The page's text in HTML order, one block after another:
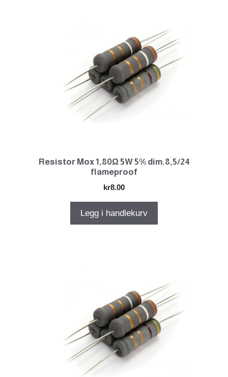
Resistor Mox 1,80Ω 5W 5% dim.8,5/24
flameproof
kr8.00
Legg i handlekurv